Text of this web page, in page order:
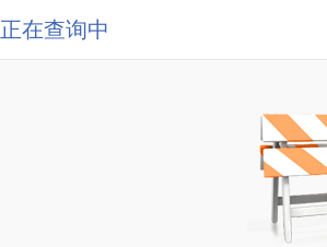
正在查询中